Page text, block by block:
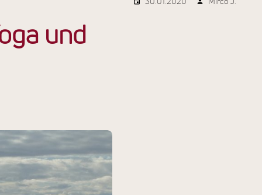
30.01.2020 Mirco J.
und